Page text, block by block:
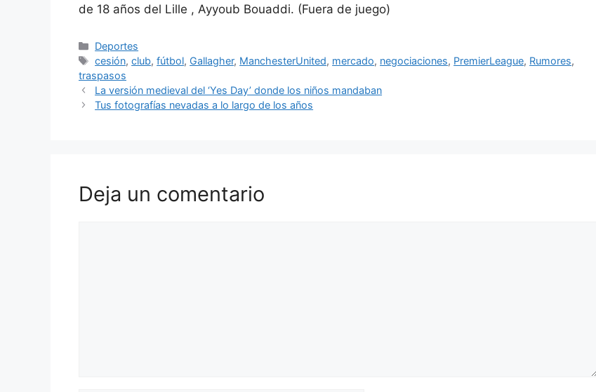
de 18 años del Lille , Ayyoub Bouaddi. (Fuera de juego)
Categorías
Deportes
Etiquetas
cesión,club,fútbol, Gallagher, ManchesterUnited, mercado, negociaciones, PremierLeague, Rumores,
traspasos
La versión medieval del ‘Yes Day’ donde los niños mandaban
Tus fotografías nevadas a lo largo de los años
Deja un comentario